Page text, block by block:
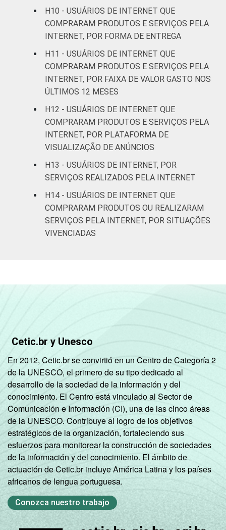
Mais de 2 SM até 3
SM
SM
Mais de 5 SM até 10
Mais de 10 SM 7
Não tem renda
Não sabe
Não respondeu
CLASSE
SOCIAL
A 27
ATIVIDADE
trabalho
Fonte: CGI.br/NIC.br, Centro Regional de
Estudos para o Desenvolvimento da
Sociedade da Informação (Cetic.br),
Pesquisa sobre o uso das tecnologias de
informação e comunicação nos domicílios
brasileiros - TIC Domicílios 2022.
H10 - USUÁRIOS DE INTERNET QUE
COMPRARAM PRODUTOS E SERVIÇOS PELA
INTERNET, POR FORMA DE ENTREGA
H11 - USUÁRIOS DE INTERNET QUE
COMPRARAM PRODUTOS E SERVIÇOS PELA
INTERNET, POR FAIXA DE VALOR GASTO NOS
ÚLTIMOS 12 MESES
H12 - USUÁRIOS DE INTERNET QUE
COMPRARAM PRODUTOS E SERVIÇOS PELA
INTERNET, POR PLATAFORMA DE
VISUALIZAÇÃO DE ANÚNCIOS
H13 - USUÁRIOS DE INTERNET, POR
SERVIÇOS REALIZADOS PELA INTERNET
H14 - USUÁRIOS DE INTERNET QUE
COMPRARAM PRODUTOS OU REALIZARAM
SERVIÇOS PELA INTERNET, POR SITUAÇÕES
VIVENCIADAS
Cetic.br y Unesco
En 2012, Cetic.br se convirtió en un Centro de Categoría 2
de la UNESCO, el primero de su tipo dedicado al
desarrollo de la sociedad de la información y del
conocimiento. El Centro está vinculado al Sector de
Comunicación e Información (CI), una de las cinco áreas
de la UNESCO. Contribuye al logro de los objetivos
estratégicos de la organización, fortaleciendo sus
esfuerzos para monitorear la construcción de sociedades
de la información y del conocimiento. El ámbito de
actuación de Cetic.br incluye América Latina y los países
africanos de lengua portuguesa.
Conozca nuestro trabajo